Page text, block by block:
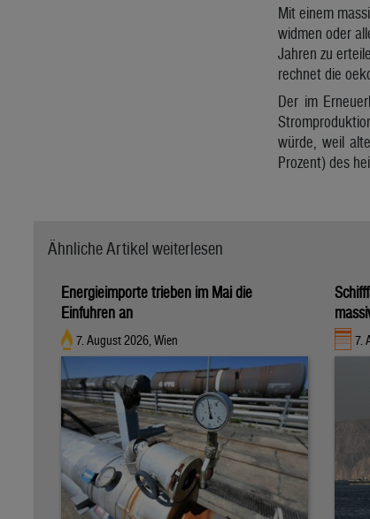
Mit einem
widmen oder
Jahren zu
rechnet die
Der im
würde, weil
Prozent) des
Ähnliche Artikel weiterlesen
Energieimporte trieben im Mai die
Einfuhren an
7. August 2026, Wien 7.